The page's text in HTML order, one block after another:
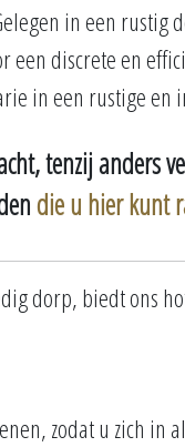
in een rustig
discrete en
in een rustige
tenzij anders
die u hier kunt
dorp, biedt ons
zodat u zich in